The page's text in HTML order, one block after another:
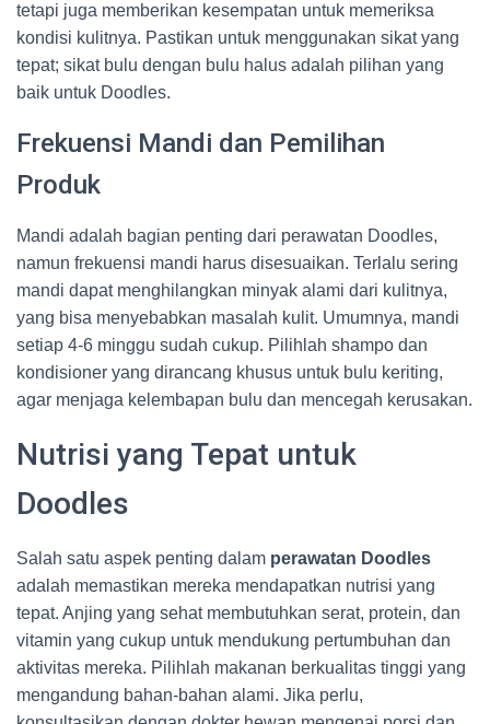
tetapi juga memberikan kesempatan untuk memeriksa
kondisi kulitnya. Pastikan untuk menggunakan sikat yang
tepat; sikat bulu dengan bulu halus adalah pilihan yang
baik untuk Doodles.
Frekuensi Mandi dan Pemilihan
Produk
Mandi adalah bagian penting dari perawatan Doodles,
namun frekuensi mandi harus disesuaikan. Terlalu sering
mandi dapat menghilangkan minyak alami dari kulitnya,
yang bisa menyebabkan masalah kulit. Umumnya, mandi
setiap 4-6 minggu sudah cukup. Pilihlah shampo dan
kondisioner yang dirancang khusus untuk bulu keriting,
agar menjaga kelembapan bulu dan mencegah kerusakan.
Nutrisi yang Tepat untuk
Doodles
Salah satu aspek penting dalam perawatan Doodles
adalah memastikan mereka mendapatkan nutrisi yang
tepat. Anjing yang sehat membutuhkan serat, protein, dan
vitamin yang cukup untuk mendukung pertumbuhan dan
aktivitas mereka. Pilihlah makanan berkualitas tinggi yang
mengandung bahan-bahan alami. Jika perlu,